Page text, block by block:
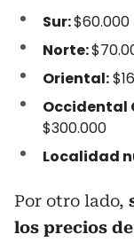
Sur:$60.000
Norte:
Oriental:
Occidental
$300.000
Localidad
Por otro lado,
los precios